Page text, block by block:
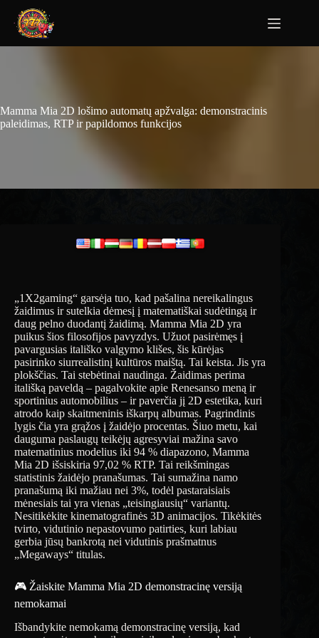
Mamma Mia 2D lošimo automatų apžvalga: demonstracinis
paleidimas, RTP ir papildomos funkcijos
„1X2gaming“ garsėja tuo, kad pašalina nereikalingus
žaidimus ir sutelkia dėmesį į matematiškai sudėtingą ir
daug pelno duodantį žaidimą. Mamma Mia 2D yra
puikus šios filosofijos pavyzdys. Užuot pasirėmęs į
pavargusias itališko valgymo klišes, šis kūrėjas
pasirinko siurrealistinį kultūros maištą. Tai keista. Jis yra
plokščias. Tai stebėtinai naudinga. Žaidimas perima
itališką paveldą – pagalvokite apie Renesanso meną ir
sportinius automobilius – ir paverčia jį 2D estetika, kuri
atrodo kaip skaitmeninis iškarpų albumas. Pagrindinis
lygis čia yra grąžos į žaidėjo procentas. Šiuo metu, kai
dauguma paslaugų teikėjų agresyviai mažina savo
matematinius modelius iki 94 % diapazono, Mamma
Mia 2D išsiskiria 97,02 % RTP. Tai reikšmingas
statistinis žaidėjo pranašumas. Tai sumažina namo
pranašumą iki mažiau nei 3%, todėl pastaraisiais
mėnesiais tai yra vienas „teisingiausių“ variantų.
Nesitikėkite kinematografinės 3D animacijos. Tikėkitės
tvirto, vidutinio nepastovumo patirties, kuri labiau
gerbia jūsų bankrotą nei vidutinis prašmatnus
„Megaways“ titulas.
🎮 Žaiskite Mamma Mia 2D demonstracinę versiją
nemokamai
Išbandykite nemokamą demonstracinę versiją, kad